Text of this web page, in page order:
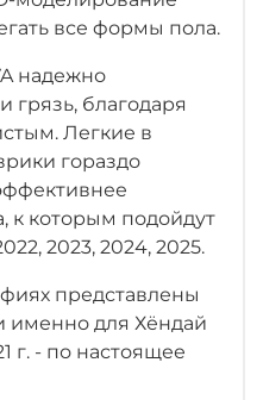
все формы пола.
надежно
грязь, благодаря
Легкие в
гораздо
к которым подойдут
2023, 2024, 2025.
представлены
именно для Хёндай
г. - по настоящее